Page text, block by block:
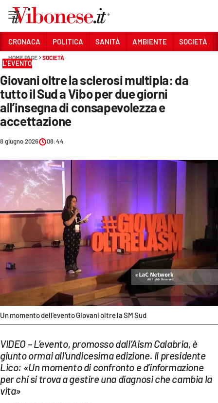
Sezioni
CRONACA
POLITICA
SANITÀ
AMBIENTE
SOCIETÀ
CULTURA
ECONOMIA E LAVORO
EVENTI
SPORT
Streaming
LAC TV
LAC NETWORK
LaC
Network
CRONACA POLITICA SANITÀ AMBIENTE SOCIETÀ
HOME PAGE SOCIETÀ
L’EVENTO
Giovani oltre la sclerosi multipla: da
tutto il Sud a Vibo per due giorni
all’insegna di consapevolezza e
accettazione
Un momento dell'evento Giovani oltre la SM Sud
8 giugno 2026 08:44
VIDEO – L’evento, promosso dall’Aism Calabria, è
giunto ormai all’undicesima edizione. Il presidente
Lico: «Un momento di confronto e d’informazione
per chi si trova a gestire una diagnosi che cambia la
vita»